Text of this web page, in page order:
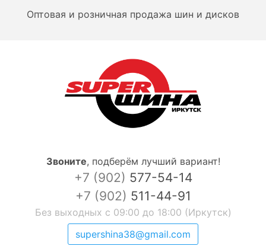
Оптовая и розничная продажа шин и дисков
Звоните, подберём лучший вариант!
+7 (902) 577-54-14
+7 (902) 511-44-91
Без выходных с 09:00 до 18:00 (Иркутск)
supershina38@gmail.com